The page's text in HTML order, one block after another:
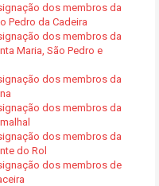
dos membros da
Pedro da Cadeira
dos membros da
Maria, São Pedro e
dos membros da
dos membros da
dos membros da
do Rol
dos membros de